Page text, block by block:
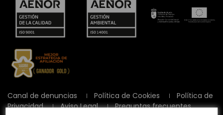
Canal de denuncias Política de Cookies
Política de
Privacidad
Aviso Legal
Preguntas frecuentes